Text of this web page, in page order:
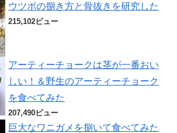
ウツボの捌き方と骨抜きを研究した
215,102ビュー
アーティーチョークは茎が一番おい
しい！＆野生のアーティーチョーク
を食べてみた
207,490ビュー
巨大なワニガメを捌いて食べてみた